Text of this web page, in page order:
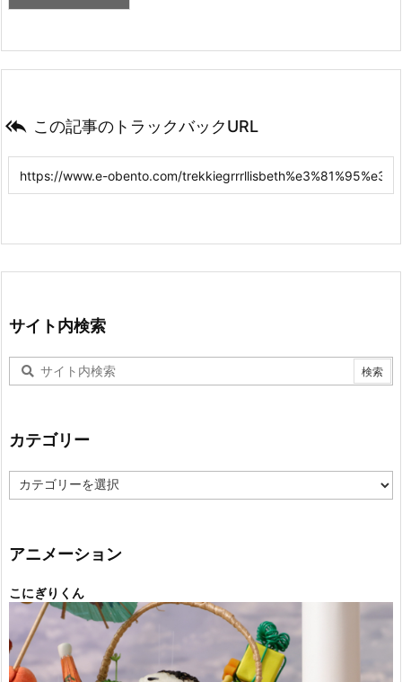
 この記事のトラックバックURL
サイト内検索
カテゴリー
テ
ー
アニメーション
こにぎりくん